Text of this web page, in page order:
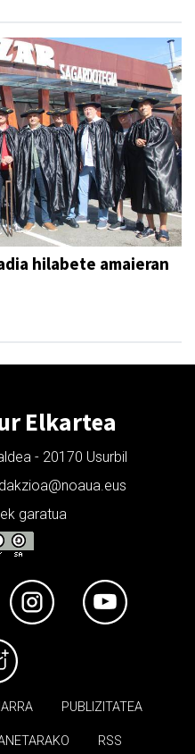
hilabete amaieran
Elkartea
- 20170 Usurbil
garatua
PUBLIZITATEA
RSS